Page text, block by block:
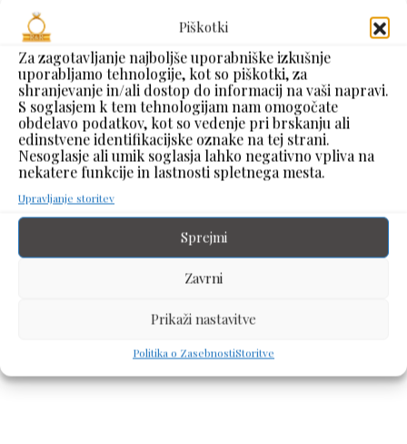
Piškotki
Za zagotavljanje najboljše uporabniške izkušnje
uporabljamo tehnologije, kot so piškotki, za
shranjevanje in/ali dostop do informacij na vaši napravi.
S soglasjem k tem tehnologijam nam omogočate
obdelavo podatkov, kot so vedenje pri brskanju ali
edinstvene identifikacijske oznake na tej strani.
Nesoglasje ali umik soglasja lahko negativno vpliva na
nekatere funkcije in lastnosti spletnega mesta.
Upravljanje storitev
Sprejmi
Zavrni
Prikaži nastavitve
Politika o ZasebnostiStoritve
Obesek iz Jekla
Dodaj V Košarico